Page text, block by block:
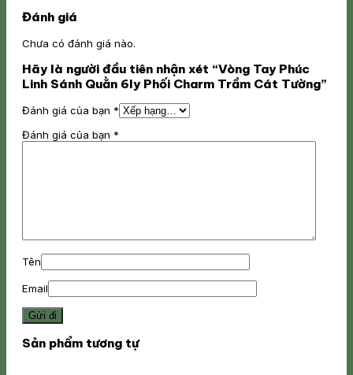
Đánh giá
Chưa có đánh giá nào.
Hãy là người đầu tiên nhận xét “Vòng Tay Phúc
Linh Sánh Quằn 6ly Phối Charm Trầm Cát Tường”
Đánh giá của bạn *
Đánh giá của bạn *
Tên
Email
Sản phẩm tương tự